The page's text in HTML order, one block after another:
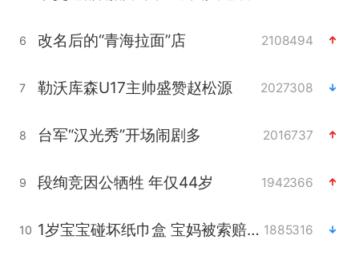
6 改名后的“青海拉面”店 2108494
7 勒沃库森U17主帅盛赞赵松源 2027308
8 台军“汉光秀”开场闹剧多 2016737
9 段绚竞因公牺牲 年仅44岁 1942366
10 1岁宝宝碰坏纸巾盒 宝妈被索赔924元 1885316